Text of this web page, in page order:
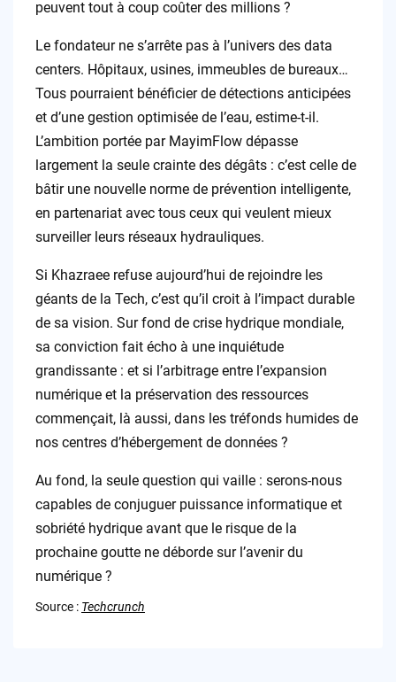
peuvent tout à coup coûter des millions ?
Le fondateur ne s’arrête pas à l’univers des data
centers. Hôpitaux, usines, immeubles de bureaux…
Tous pourraient bénéficier de détections anticipées
et d’une gestion optimisée de l’eau, estime-t-il.
L’ambition portée par MayimFlow dépasse
largement la seule crainte des dégâts : c’est celle de
bâtir une nouvelle norme de prévention intelligente,
en partenariat avec tous ceux qui veulent mieux
surveiller leurs réseaux hydrauliques.
Si Khazraee refuse aujourd’hui de rejoindre les
géants de la Tech, c’est qu’il croit à l’impact durable
de sa vision. Sur fond de crise hydrique mondiale,
sa conviction fait écho à une inquiétude
grandissante : et si l’arbitrage entre l’expansion
numérique et la préservation des ressources
commençait, là aussi, dans les tréfonds humides de
nos centres d’hébergement de données ?
Au fond, la seule question qui vaille : serons-nous
capables de conjuguer puissance informatique et
sobriété hydrique avant que le risque de la
prochaine goutte ne déborde sur l’avenir du
numérique ?
Source : Techcrunch